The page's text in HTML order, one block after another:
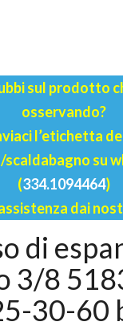
sul prodotto
osservando?
l’etichetta
scaldabagno su
(334.1094464)
dai
di
3/8
30-60